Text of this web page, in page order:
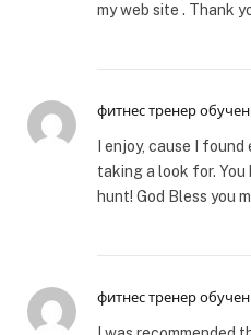
my web site . Thank
фитнес тренер
I enjoy, cause I
taking a look for. You
hunt! God Bless you
фитнес тренер